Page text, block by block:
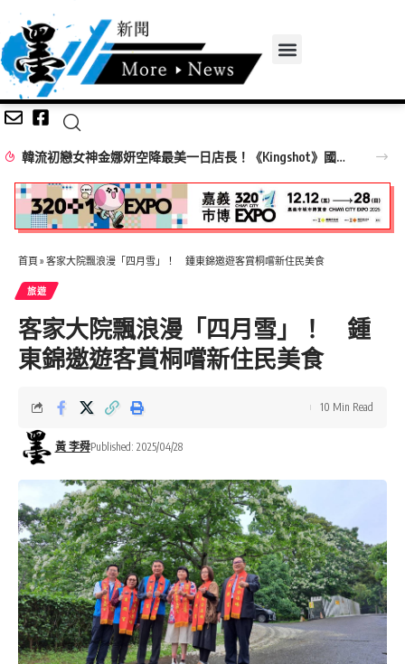
韓流初戀女神金娜妍空降最美一日店長！《Kingshot》國王燒烤節攜手焦糖楓串燒、柒息地居酒屋端出國王級美味狂潮
首頁 » 客家大院飄浪漫「四月雪」！ 鍾東錦邀遊客賞桐嚐新住民美食
旅遊
客家大院飄浪漫「四月雪」！ 鍾
東錦邀遊客賞桐嚐新住民美食
黃 李舜Published: 2025/04/28
10 Min Read